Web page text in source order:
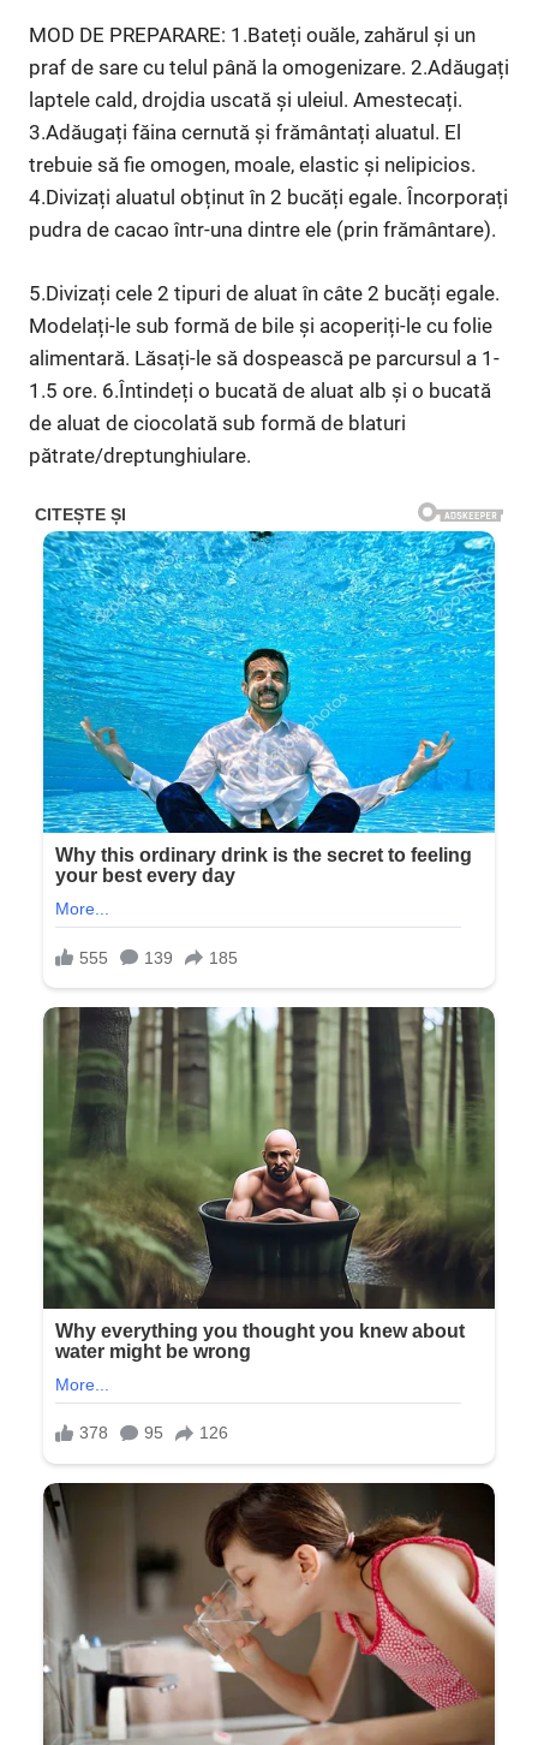
MOD DE PREPARARE: 1.Bateți ouăle, zahărul și un
praf de sare cu telul până la omogenizare. 2.Adăugați
laptele cald, drojdia uscată și uleiul. Amestecați.
3.Adăugați făina cernută și frământați aluatul. El
trebuie să fie omogen, moale, elastic și nelipicios.
4.Divizați aluatul obținut în 2 bucăți egale. Încorporați
pudra de cacao într-una dintre ele (prin frământare).
5.Divizați cele 2 tipuri de aluat în câte 2 bucăți egale.
Modelați-le sub formă de bile și acoperiți-le cu folie
alimentară. Lăsați-le să dospească pe parcursul a 1-
1.5 ore. 6.Întindeți o bucată de aluat alb și o bucată
de aluat de ciocolată sub formă de blaturi
pătrate/dreptunghiulare.